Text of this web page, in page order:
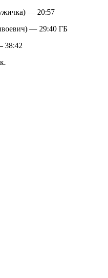
— 20:57
— 29:40 ГБ
38:42